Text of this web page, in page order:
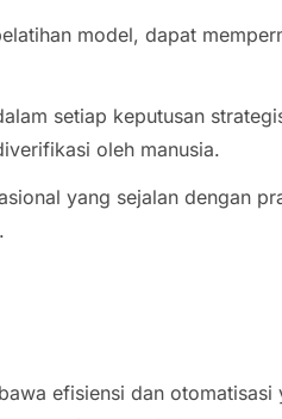
model, dapat
setiap keputusan
oleh manusia.
yang sejalan dengan
efisiensi dan